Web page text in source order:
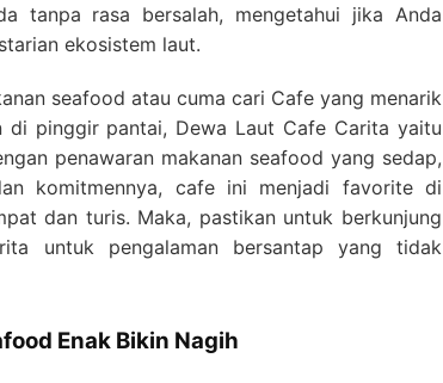
tanpa rasa bersalah, mengetahui jika Anda
ekosistem laut.
seafood atau cuma cari Cafe yang menarik
di pinggir pantai, Dewa Laut Cafe Carita yaitu
penawaran makanan seafood yang sedap,
komitmennya, cafe ini menjadi favorite di
dan turis. Maka, pastikan untuk berkunjung
untuk pengalaman bersantap yang tidak
Enak Bikin Nagih